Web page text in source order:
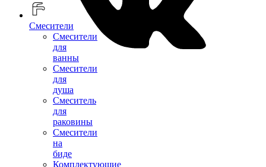
Смесители
Смесители
для
ванны
Смесители
для
душа
Смеситель
для
раковины
Смесители
на
биде
Комплектующие